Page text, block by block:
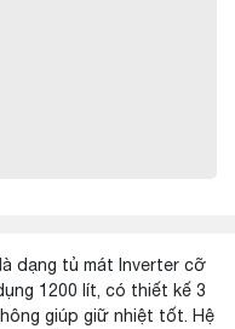
là dạng tủ mát Inverter cỡ
1200 lít, có thiết kế 3
giúp giữ nhiệt tốt. Hệ